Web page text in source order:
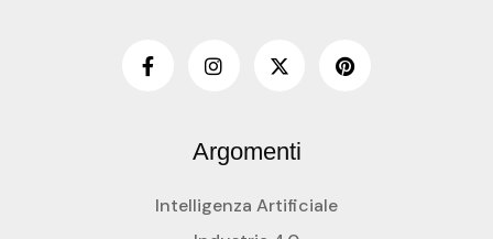
Argomenti
Intelligenza Artificiale